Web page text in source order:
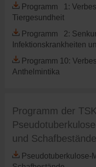
Programm 1:
Tiergesundheit
Programm 2:
Infektionskrankheiten
Programm 10:
Anthelmintika
Programm der
und
Pseudotuberkulose-